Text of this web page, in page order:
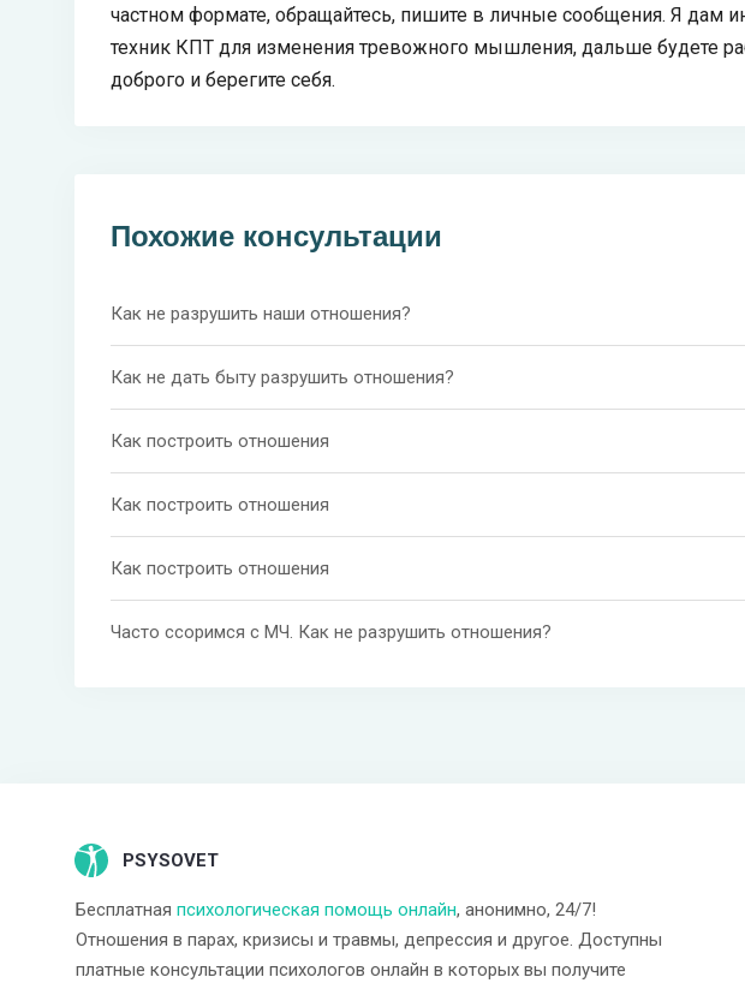
частном формате, обращайтесь, пишите в личные сообщения. Я
техник КПТ для изменения тревожного мышления, дальше будете
доброго и берегите себя.
Похожие консультации
Как не разрушить наши отношения?
Как не дать быту разрушить отношения?
Как построить отношения
Как построить отношения
Как построить отношения
Часто ссоримся с МЧ. Как не разрушить отношения?
PSYSOVET
Бесплатная психологическая помощь онлайн, анонимно, 24/7!
Отношения в парах, кризисы и травмы, депрессия и другое. Доступны
платные консультации психологов онлайн в которых вы получите